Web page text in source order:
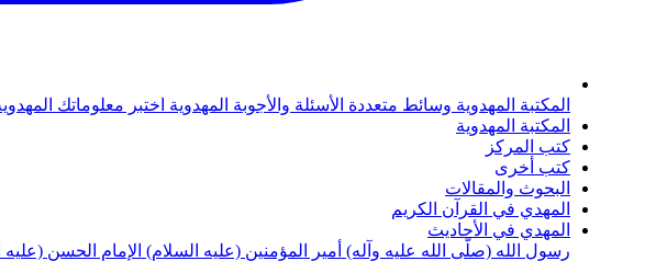
المكتبة المهدوية وسائط متعددة الأسئلة والأجوبة المهدوية اختبر معلوماتك
المكتبة المهدوية
كتب المركز
كتب أخرى
البحوث والمقالات
المهدي في القرآن الكريم
المهدي في الأحاديث
رسول الله (صلّى الله عليه وآله) أمير المؤمنين (عليه السلام) الإمام الحسن (عليه